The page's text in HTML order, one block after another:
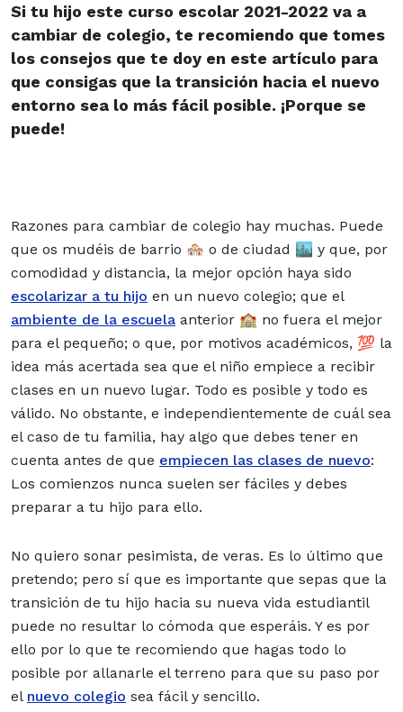
Si tu hijo este curso escolar 2021-2022 va a
cambiar de colegio, te recomiendo que tomes
los consejos que te doy en este artículo para
que consigas que la transición hacia el nuevo
entorno sea lo más fácil posible. ¡Porque se
puede!
Razones para cambiar de colegio hay muchas. Puede
que os mudéis de barrio 🏘️ o de ciudad 🏙️ y que, por
comodidad y distancia, la mejor opción haya sido
escolarizar a tu hijo en un nuevo colegio; que el
ambiente de la escuela anterior 🏫 no fuera el mejor
para el pequeño; o que, por motivos académicos, 💯 la
idea más acertada sea que el niño empiece a recibir
clases en un nuevo lugar. Todo es posible y todo es
válido. No obstante, e independientemente de cuál sea
el caso de tu familia, hay algo que debes tener en
cuenta antes de que empiecen las clases de nuevo:
Los comienzos nunca suelen ser fáciles y debes
preparar a tu hijo para ello.
No quiero sonar pesimista, de veras. Es lo último que
pretendo; pero sí que es importante que sepas que la
transición de tu hijo hacia su nueva vida estudiantil
puede no resultar lo cómoda que esperáis. Y es por
ello por lo que te recomiendo que hagas todo lo
posible por allanarle el terreno para que su paso por
el nuevo colegio sea fácil y sencillo.